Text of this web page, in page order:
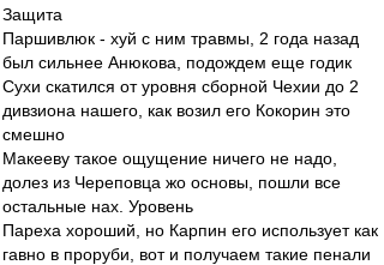
Защита
Паршивлюк - хуй с ним травмы, 2 года назад
был сильнее Анюкова, подождем еще годик
Сухи скатился от уровня сборной Чехии до 2
дивзиона нашего, как возил его Кокорин это
смешно
Макееву такое ощущение ничего не надо,
долез из Череповца жо основы, пошли все
остальные нах. Уровень
Пареха хороший, но Карпин его использует как
гавно в проруби, вот и получаем такие пенали